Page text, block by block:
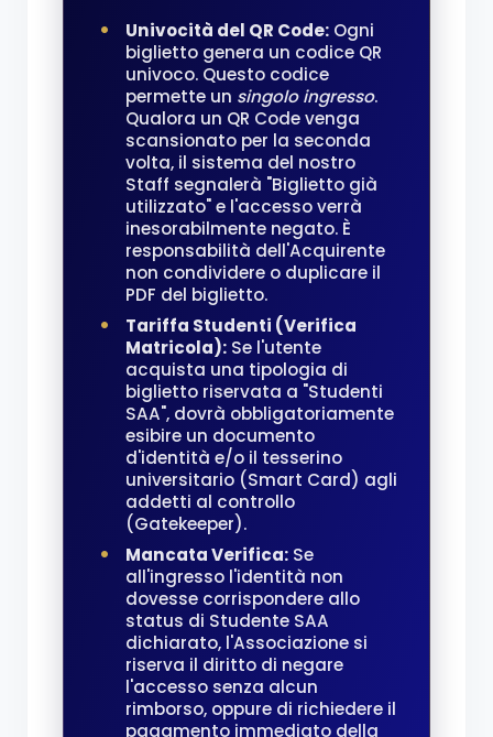
Univocità del QR Code: Ogni
biglietto genera un codice QR
univoco. Questo codice
permette un singolo ingresso.
Qualora un QR Code venga
scansionato per la seconda
volta, il sistema del nostro
Staff segnalerà "Biglietto già
utilizzato" e l'accesso verrà
inesorabilmente negato. È
responsabilità dell'Acquirente
non condividere o duplicare il
PDF del biglietto.
Tariffa Studenti (Verifica
Matricola): Se l'utente
acquista una tipologia di
biglietto riservata a "Studenti
SAA", dovrà obbligatoriamente
esibire un documento
d'identità e/o il tesserino
universitario (Smart Card) agli
addetti al controllo
(Gatekeeper).
Mancata Verifica: Se
all'ingresso l'identità non
dovesse corrispondere allo
status di Studente SAA
dichiarato, l'Associazione si
riserva il diritto di negare
l'accesso senza alcun
rimborso, oppure di richiedere il
pagamento immediato della